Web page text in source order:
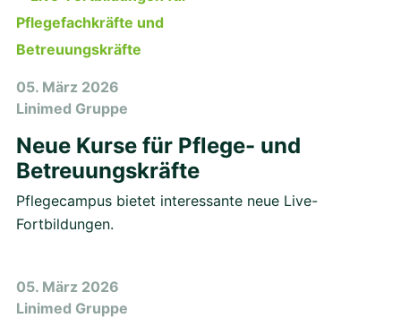
05. März 2026
Linimed Gruppe
Neue Kurse für Pflege- und
Betreuungskräfte
Pflegecampus bietet interessante neue Live-
Fortbildungen.
05. März 2026
Linimed Gruppe